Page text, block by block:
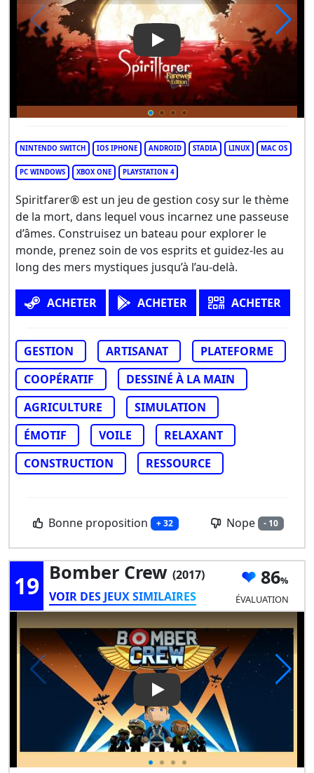
Play Video: Spiritfarer
NINTENDO SWITCH IOS IPHONE ANDROID STADIA LINUX MAC OS
PC WINDOWS XBOX ONE PLAYSTATION 4
Spiritfarer® est un jeu de gestion cosy sur le thème
de la mort, dans lequel vous incarnez une passeuse
d’âmes. Construisez un bateau pour explorer le
monde, prenez soin de vos esprits et guidez-les au
long des mers mystiques jusqu’à l’au-delà.
ACHETER ACHETER ACHETER
GESTION ARTISANAT
PLATEFORME
COOPÉRATIF
DESSINÉ À LA MAIN
AGRICULTURE
SIMULATION
ÉMOTIF
VOILE
RELAXANT
CONSTRUCTION
RESSOURCE
Bonne proposition + 32 Nope - 10
19 Bomber Crew (2017)
VOIR DES JEUX SIMILAIRES
86
ÉVALUATION
Play Video: Bomber Crew